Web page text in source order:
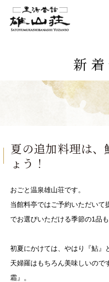
新
夏の追加料理は
ょう！
おごと温泉雄山荘です。
当館料亭ではご予約いただいて
でお選びいただける季節の1品
初夏にかけては、やはり『鮎』
天婦羅はもちろん美味しいので
霜』。